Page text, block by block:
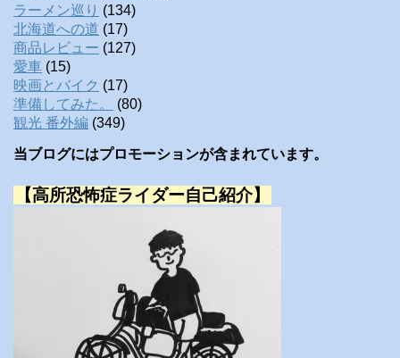
ラーメン巡り (134)
北海道への道 (17)
商品レビュー (127)
愛車 (15)
映画とバイク (17)
準備してみた。
(80)
観光 番外編 (349)
当ブログにはプロモーションが含まれています。
【高所恐怖症ライダー自己紹介】